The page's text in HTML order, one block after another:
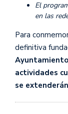
El
en las
Para
definitiva
actividades
se